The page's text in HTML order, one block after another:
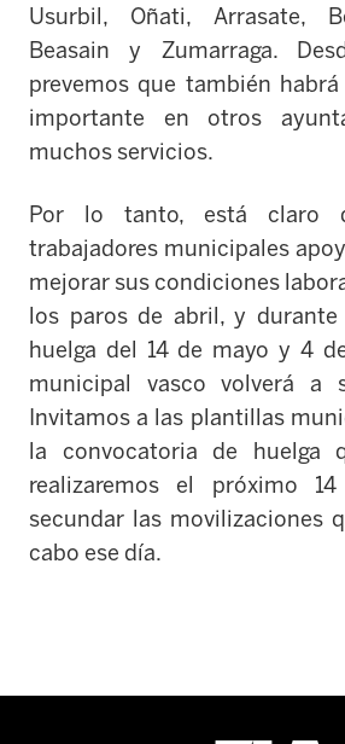
Usurbil, Oñati, Arrasate,
Beasain y Zumarraga.
prevemos que también
importante en otros
muchos servicios.
Por lo tanto, está claro
trabajadores municipales
mejorar sus condiciones
los paros de abril, y durante
huelga del 14 de mayo y 4
municipal vasco volverá a
Invitamos a las plantillas
la convocatoria de huelga
realizaremos el próximo
secundar las movilizaciones
cabo ese día.